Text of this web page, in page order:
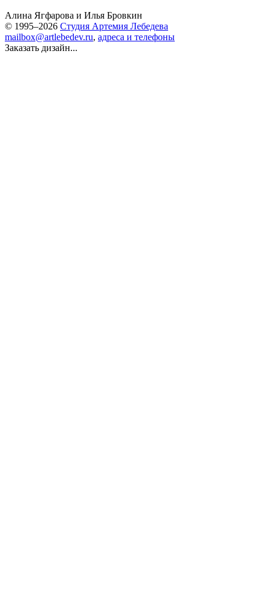
Алина Ягфарова и Илья Бровкин
© 1995–2026 Студия Артемия Лебедева
mailbox@artlebedev.ru, адреса и телефоны
Заказать дизайн...